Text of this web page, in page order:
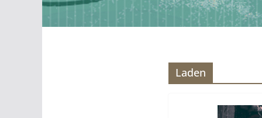
Laden